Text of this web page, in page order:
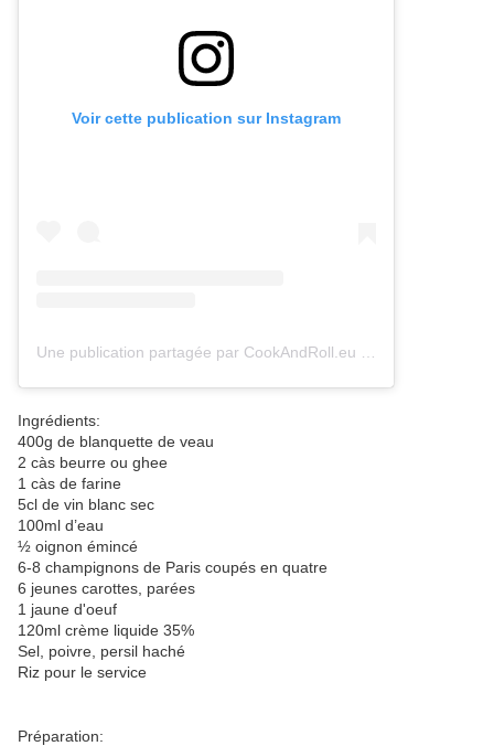
Voir cette publication sur Instagram
Ingrédients:
400g de blanquette de veau
2 càs beurre ou ghee
1 càs de farine
5cl de vin blanc sec
100ml d’eau
½ oignon émincé
6-8 champignons de Paris coupés en quatre
6 jeunes carottes, parées
1 jaune d'oeuf
120ml crème liquide 35%
Sel, poivre, persil haché
Riz pour le service
Préparation: